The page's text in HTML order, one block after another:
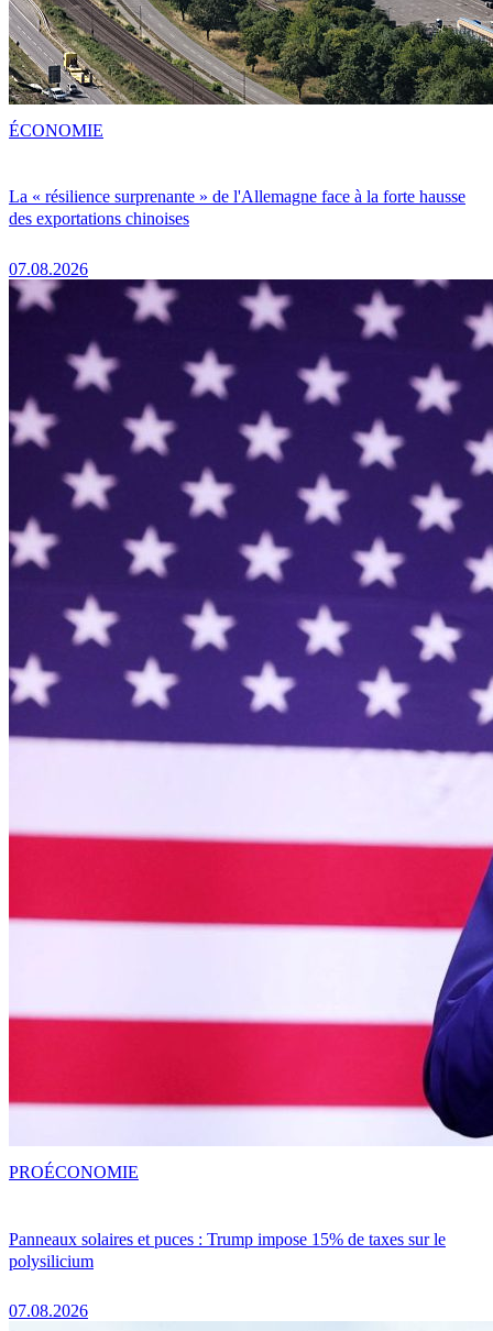
La « résilience surprenante » de l'Allemagne face à la forte hausse
des exportations chinoises
07.08.2026
ÉCONOMIE
Panneaux solaires et puces : Trump impose 15% de taxes sur le
polysilicium
07.08.2026
PROÉCONOMIE